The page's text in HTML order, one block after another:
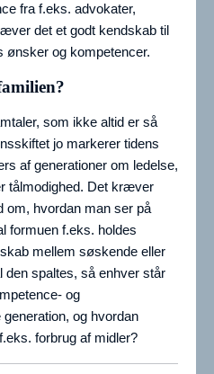
fra f.eks. advokater,
det et godt kendskab til
ønsker og kompetencer.
som ikke altid er så
jo markerer tidens
af generationer om ledelse,
tålmodighed. Det kræver
om, hvordan man ser på
formuen f.eks. holdes
mellem søskende eller
spaltes, så enhver står
og
og hvordan
forbrug af midler?